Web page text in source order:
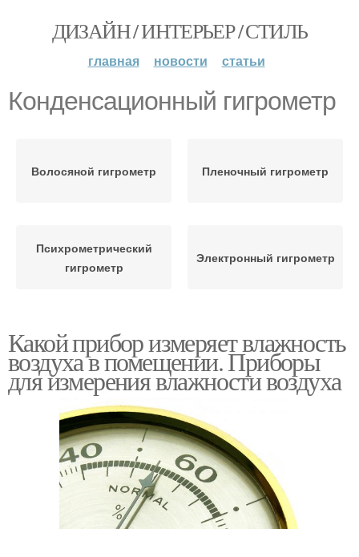
ДИЗАЙН / ИНТЕРЬЕР / СТИЛЬ
главная новости статьи
Конденсационный гигрометр
Волосяной гигрометр Пленочный гигрометр
Психрометрический
гигрометр
Электронный гигрометр
Какой прибор измеряет влажность
воздуха в помещении. Приборы
для измерения влажности воздуха